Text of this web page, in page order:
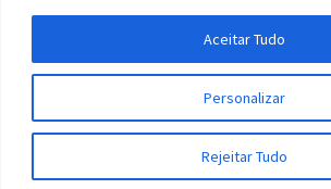
Personalizar
Rejeitar Tudo
Aceitar Tudo
Maria
Araújo
Início»Profiles»Maria Aparecida de